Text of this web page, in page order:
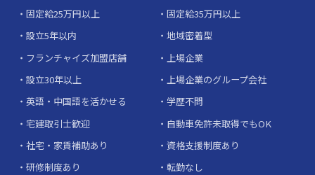
固定給25万円以上
固定給35万円以上
設立5年以内
地域密着型
フランチャイズ加盟店舗
上場企業
設立30年以上
上場企業のグループ会社
英語・中国語を活かせる
学歴不問
宅建取引士歓迎
自動車免許未取得でもOK
社宅・家賃補助あり
資格支援制度あり
研修制度あり
転勤なし